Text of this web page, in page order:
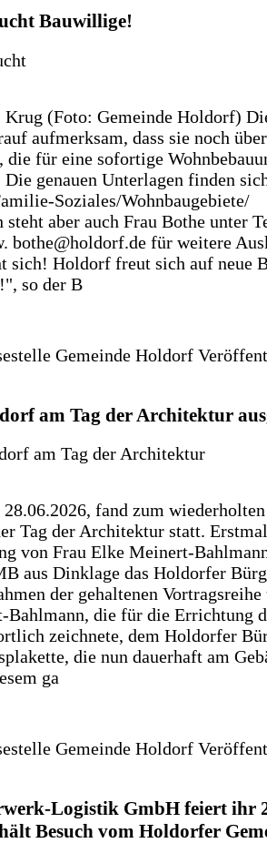
Bauwillige!
(Foto: Gemeinde Holdorf)
aufmerksam, dass sie noch
die für eine sofortige
Die genauen Unterlagen finden
Soziales/Wohnbaugebiete/
steht aber auch Frau Bothe unter
bothe@holdorf.de für weitere
sich! Holdorf freut sich auf neue
so der B
Gemeinde Holdorf
am Tag der Architektur
28.06.2026, fand zum
Tag der Architektur statt.
von Frau Elke Meinert-
aus Dinklage das Holdorfer
der gehaltenen
Bahlmann, die für die Errichtung
zeichnete, dem Holdorfer
die nun dauerhaft am
ga
Gemeinde Holdorf
Logistik GmbH feiert ihr
Besuch vom Holdorfer